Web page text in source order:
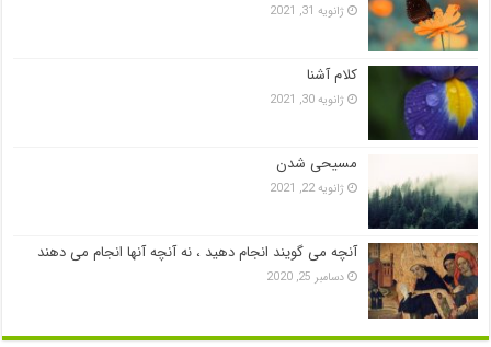
ژانویه 31, 2021
کلام آشنا
ژانویه 30, 2021
مسیحی شدن
ژانویه 22, 2021
آنچه می گویند انجام دهید ، نه آنچه آنها انجام می دهند
دسامبر 25, 2020